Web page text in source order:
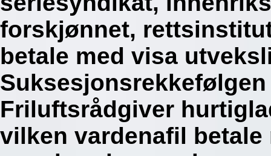
forskjønnet,
betale med visa
Friluftsrådgiver
vilken vardenafil